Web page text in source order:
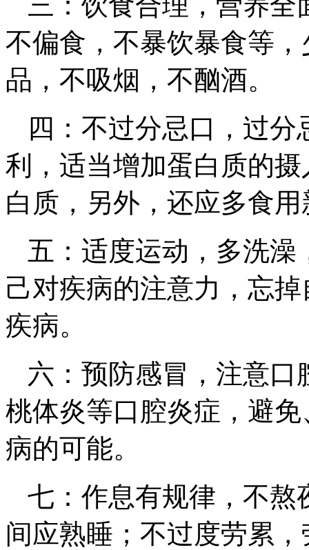
不偏食，不暴饮暴食等
品，不吸烟，不酗酒。
四：不过分忌口，过
利，适当增加蛋白质的
白质，另外，还应多食
五：适度运动，多洗
己对疾病的注意力，忘
疾病。
六：预防感冒，注意
桃体炎等口腔炎症，避
病的可能。
七：作息有规律，不熬
间应熟睡；不过度劳累